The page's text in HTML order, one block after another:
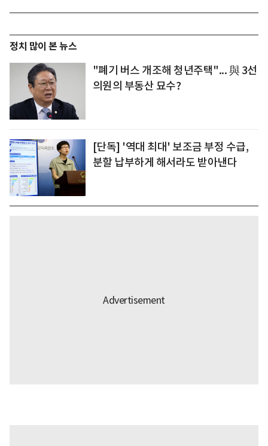
정치 많이 본 뉴스
"폐기 버스 개조해 청년주택"... 與 3선
의원의 부동산 묘수?
[단독] '역대 최대' 보조금 부정 수급,
분할 납부하게 해서라도 받아낸다